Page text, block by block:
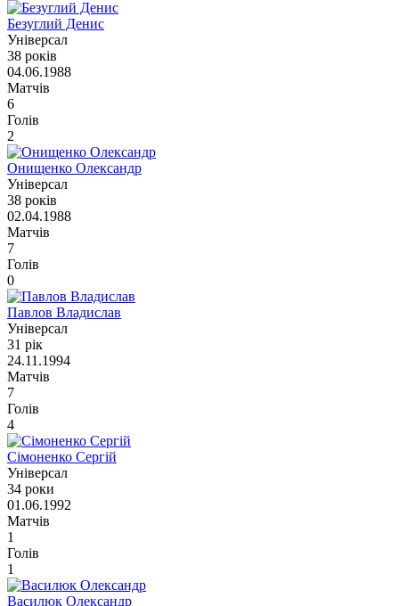
Безуглий Денис
Універсал
38 років
04.06.1988
Матчів
6
Голів
2
Онищенко Олександр
Універсал
38 років
02.04.1988
Матчів
7
Голів
0
Павлов Владислав
Універсал
31 рік
24.11.1994
Матчів
7
Голів
4
Сімоненко Сергій
Універсал
34 роки
01.06.1992
Матчів
1
Голів
1
Василюк Олександр